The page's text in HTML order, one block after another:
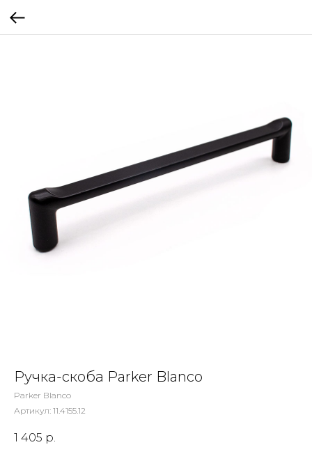
Ручка-скоба Parker Blanco
Parker Blanco
Артикул: 11.4155.12
1 405 р.